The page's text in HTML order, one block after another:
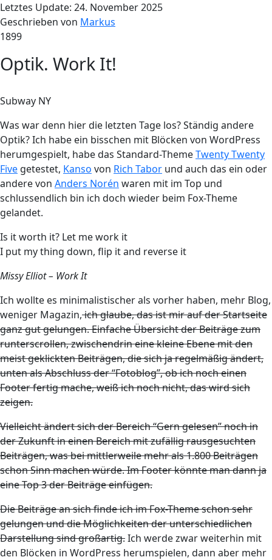
Letztes Update: 24. November 2025
Geschrieben von Markus
1899
Optik. Work It!
Subway NY
Was war denn hier die letzten Tage los? Ständig andere
Optik? Ich habe ein bisschen mit Blöcken von WordPress
herumgespielt, habe das Standard-ThemeTwenty Twenty
Five getestet, Kanso von Rich Tabor und auch das ein oder
andere von Anders Norén waren mit im Top und
schlussendlich bin ich doch wieder beim Fox-Theme
gelandet.
Is it worth it? Let me work it
I put my thing down, flip it and reverse it
Missy Elliot – Work It
Ich wollte es minimalistischer als vorher haben, mehr Blog,
weniger Magazin,ich glaube, das ist mir auf der Startseite
ganz gut gelungen. Einfache Übersicht der Beiträge zum
runterscrollen, zwischendrin eine kleine Ebene mit den
meist geklickten Beiträgen, die sich ja regelmäßig ändert,
unten als Abschluss der “Fotoblog”, ob ich noch einen
Footer fertig mache, weiß ich noch nicht, das wird sich
zeigen.
Vielleicht ändert sich der Bereich “Gern gelesen” noch in
der Zukunft in einen Bereich mit zufällig rausgesuchten
Beiträgen, was bei mittlerweile mehr als 1.800 Beiträgen
schon Sinn machen würde. Im Footer könnte man dann ja
eine Top 3 der Beiträge einfügen.
Die Beiträge an sich finde ich im Fox-Theme schon sehr
gelungen und die Möglichkeiten der unterschiedlichen
Darstellung sind großartig.Ich werde zwar weiterhin mit
den Blöcken in WordPress herumspielen, dann aber mehr